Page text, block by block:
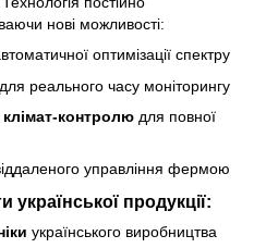
нові можливості:
оптимізації спектру
для реального часу моніторингу
клімат-контролю для повної
управління фермою
української продукції:
українського виробництва